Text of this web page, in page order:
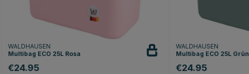
WALDHAUSEN
Multibag ECO 25L Rosa
€24.95
WALDHAUSEN
Multibag ECO 25L Grün
€24.95